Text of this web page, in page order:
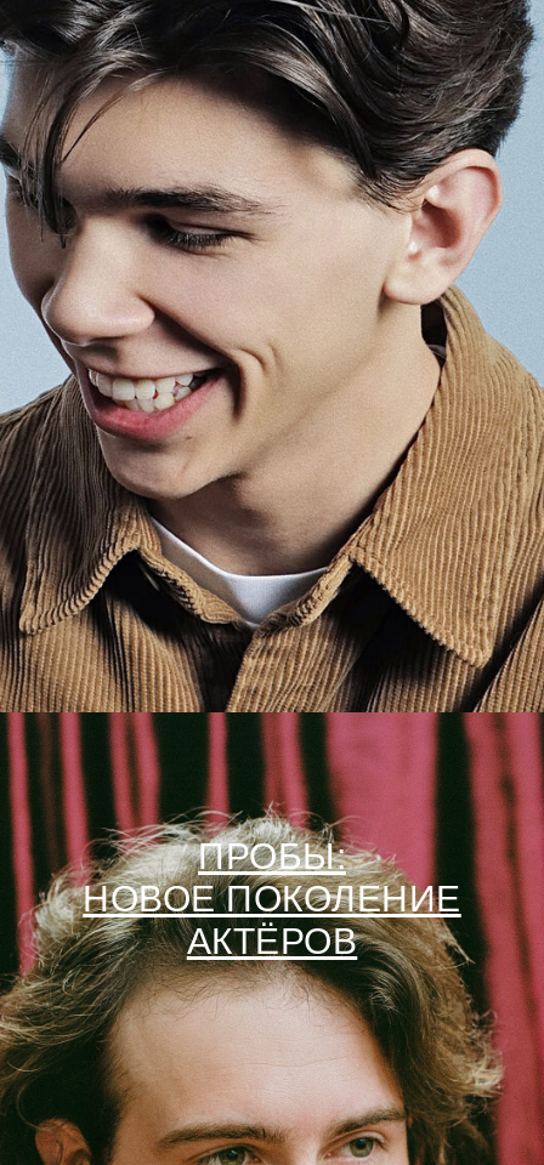
ПРОБЫ:
НОВОЕ ПОКОЛЕНИЕ
АКТЁРОВ